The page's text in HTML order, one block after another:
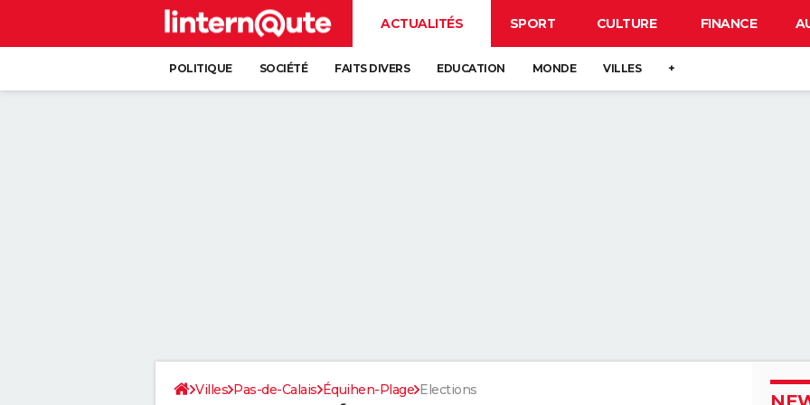
ACTUALITÉS SPORT CULTURE FINANCE
POLITIQUE SOCIÉTÉ FAITS DIVERS EDUCATION MONDE VILLES +
Villes Pas-de-Calais Équihen-Plage Elections